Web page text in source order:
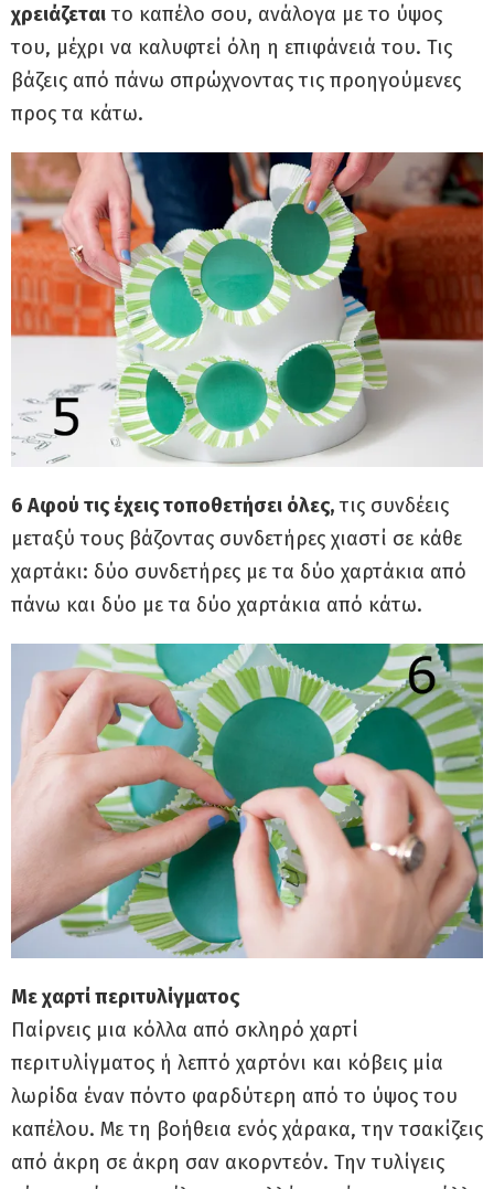
χρειάζεταιτο καπέλο σου, ανάλογα με το ύψος
του, μέχρι να καλυφτεί όλη η επιφάνειά του. Τις
βάζεις από πάνω σπρώχνοντας τις προηγούμενες
προς τα κάτω.
6 Αφού τις έχεις τοποθετήσει όλες,τις συνδέεις
μεταξύ τους βάζοντας συνδετήρες χιαστί σε κάθε
χαρτάκι: δύο συνδετήρες με τα δύο χαρτάκια από
πάνω και δύο με τα δύο χαρτάκια από κάτω.
Με χαρτί περιτυλίγματος
Παίρνεις μια κόλλα από σκληρό χαρτί
περιτυλίγματος ή λεπτό χαρτόνι και κόβεις μία
λωρίδα έναν πόντο φαρδύτερη από το ύψος του
καπέλου. Με τη βοήθεια ενός χάρακα, την τσακίζεις
από άκρη σε άκρη σαν ακορντεόν. Την τυλίγεις